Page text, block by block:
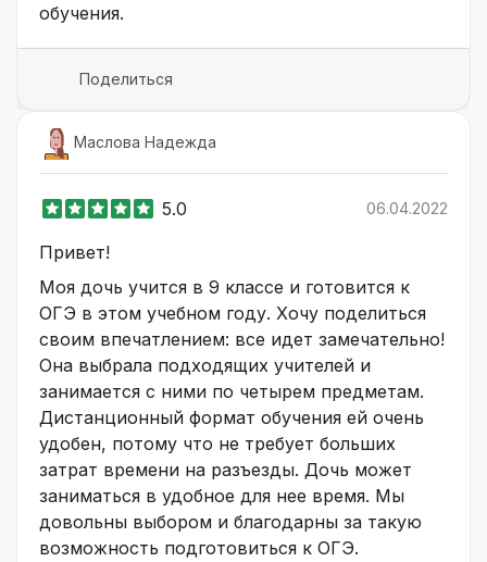
обучения.
Поделиться
Маслова Надежда
5.0 06.04.2022
Привет!
Моя дочь учится в 9 классе и готовится к
ОГЭ в этом учебном году. Хочу поделиться
своим впечатлением: все идет замечательно!
Она выбрала подходящих учителей и
занимается с ними по четырем предметам.
Дистанционный формат обучения ей очень
удобен, потому что не требует больших
затрат времени на разъезды. Дочь может
заниматься в удобное для нее время. Мы
довольны выбором и благодарны за такую
возможность подготовиться к ОГЭ.